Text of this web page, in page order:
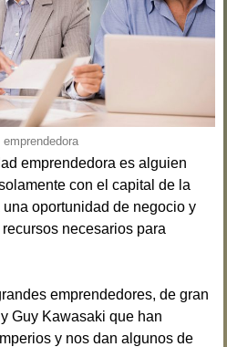
emprendedora
emprendedora es alguien
con el capital de la
oportunidad de negocio y
necesarios para
emprendedores, de gran
Guy Kawasaki que han
y nos dan algunos de